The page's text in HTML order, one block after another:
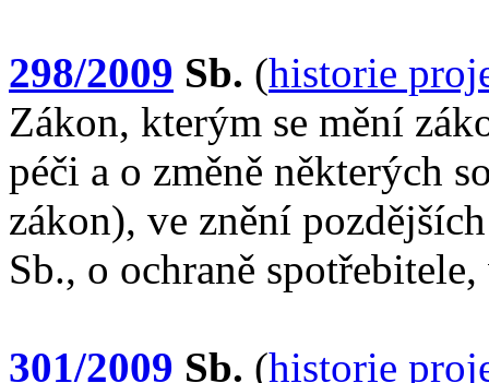
298/2009 Sb. (historie
Zákon, kterým se mění
péči a o změně některých
zákon), ve znění
Sb., o ochraně
301/2009 Sb. (historie